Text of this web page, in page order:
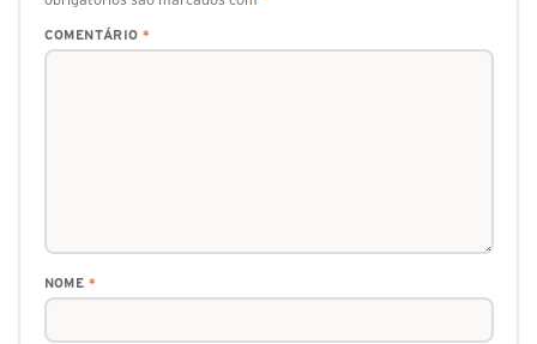
COMENTÁRIO *
NOME *